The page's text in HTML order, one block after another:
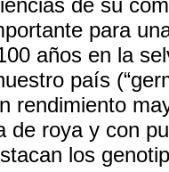
para
años en la
país
rendimiento
de roya y con
los